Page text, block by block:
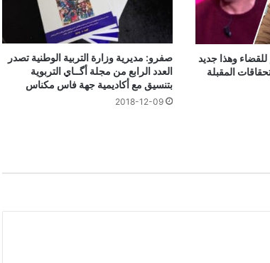
وهذا جديد
المقبلة
صفرو: مديرية وزارة التربية الوطنية تصدر
العدد الرابع من مجلة أگــاي التربوية
بتنسيق مع أكاديمية جهة فاس مكناس
2018-12-09